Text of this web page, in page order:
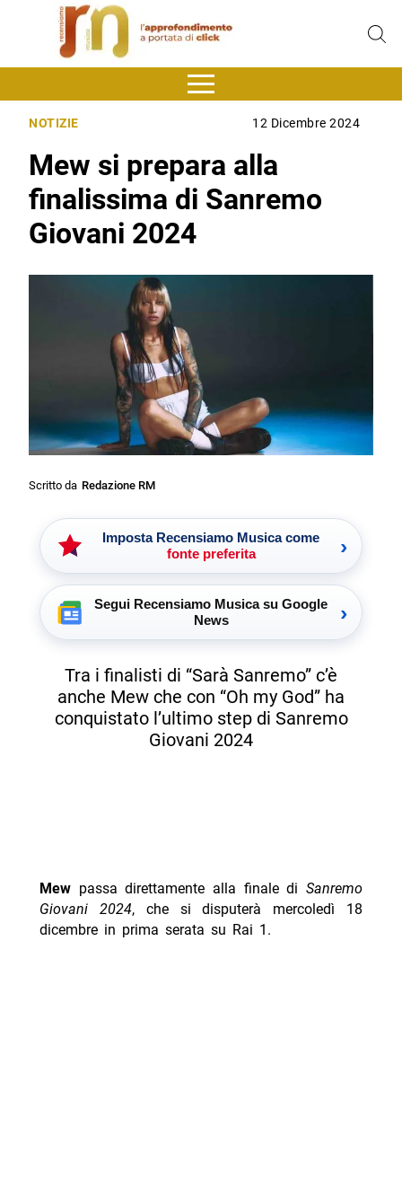
NOTIZIE 12 Dicembre 2024
Mew si prepara alla
finalissima di Sanremo
Giovani 2024
Scritto da Redazione RM
Imposta Recensiamo Musica come
fonte preferita
›
Segui Recensiamo Musica su Google
News
›
Tra i finalisti di “Sarà Sanremo” c’è
anche Mew che con “Oh my God” ha
conquistato l’ultimo step di Sanremo
Giovani 2024
Mew passa direttamente alla finale diSanremo
Giovani 2024, che si disputerà mercoledì 18
dicembre in prima serata su Rai 1.